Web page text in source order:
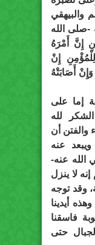
والبيهقي
صلى الله
إِنَّ أَمْرَهُ
إِنْ
أَصَابَتْهُ
إما على
لله
والفتن أن
ويبعد عنه
الله عنه-
لا ينزل
وقد توجه
أيدينا
فاسقنا
حتى